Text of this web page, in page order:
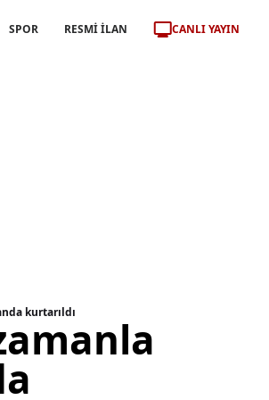
SPOR RESMİ İLAN CANLI YAYIN
kurtarıldı